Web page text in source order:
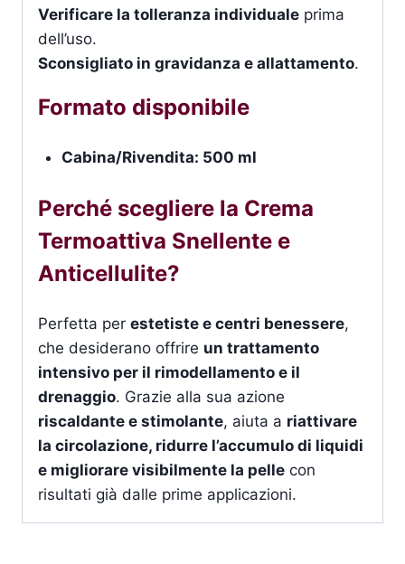
Verificare la tolleranza individuale prima
dell’uso.
Sconsigliato in gravidanza e allattamento.
Formato disponibile
Cabina/Rivendita: 500 ml
Perché scegliere la Crema
Termoattiva Snellente e
Anticellulite?
Perfetta per estetiste e centri benessere,
che desiderano offrire un trattamento
intensivo per il rimodellamento e il
drenaggio. Grazie alla sua azione
riscaldante e stimolante, aiuta a riattivare
la circolazione, ridurre l’accumulo di liquidi
e migliorare visibilmente la pelle con
risultati già dalle prime applicazioni.